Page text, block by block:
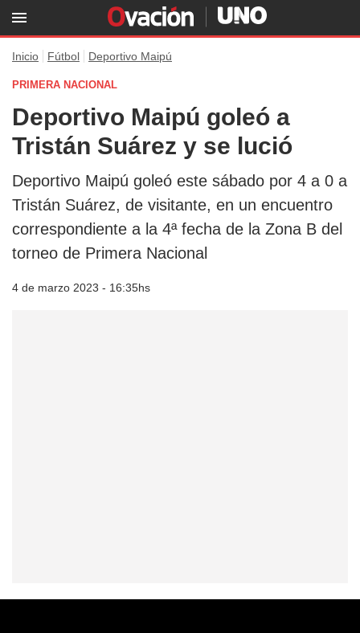
Inicio Fútbol Deportivo Maipú
PRIMERA NACIONAL
Deportivo Maipú goleó a
Tristán Suárez y se lució
Deportivo Maipú goleó este sábado por 4 a 0 a
Tristán Suárez, de visitante, en un encuentro
correspondiente a la 4ª fecha de la Zona B del
torneo de Primera Nacional
4 de marzo 2023 - 16:35hs